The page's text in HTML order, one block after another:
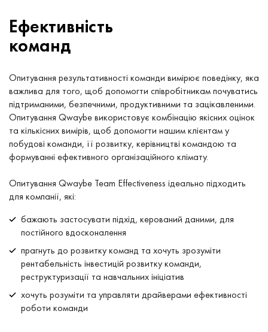
Ефективність
команд
Опитування результативності команди вимірює поведінку, яка
важлива для того, щоб допомогти співробітникам почуватись
підтриманими, безпечними, продуктивними та зацікавленими.
Опитування Qwaybe використовує комбінацію якісних оцінок
та кількісних вимірів, щоб допомогти нашим клієнтам у
побудові команди, її розвитку, керівництві командою та
формуванні ефективного організаційного клімату.
Опитування Qwaybe Team Effectiveness ідеально підходить
для компанії, які:
бажають застосувати підхід, керований даними, для
постійного вдосконалення
прагнуть до розвитку команд та хочуть зрозуміти
рентабельність інвестицій розвитку команди,
реструктуризації та навчальних ініціатив
хочуть розуміти та управляти драйверами ефективності
роботи команди